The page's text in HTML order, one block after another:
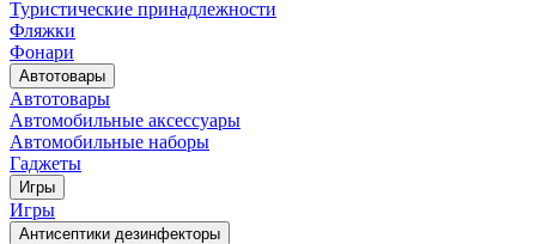
Туристические принадлежности
Фляжки
Фонари
Автотовары
Автотовары
Автомобильные аксессуары
Автомобильные наборы
Гаджеты
Игры
Игры
Антисептики дезинфекторы